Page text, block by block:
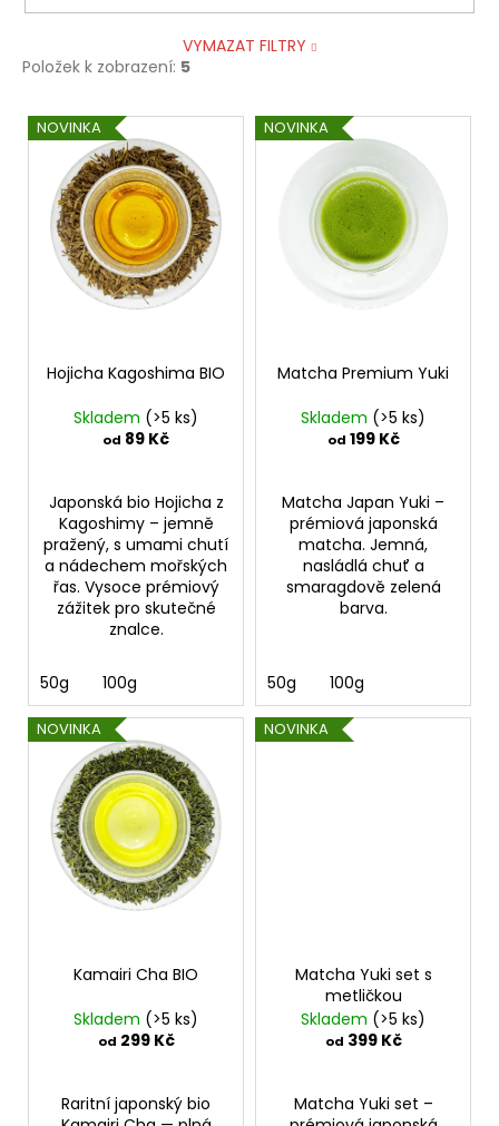
VYMAZAT FILTRY
Položek k zobrazení: 5
V
ý
NOVINKA
Hojicha Kagoshima BIO
Skladem (>5 ks)
od 89 Kč
Japonská bio Hojicha z
Kagoshimy – jemně
pražený, s umami chutí
a nádechem mořských
řas. Vysoce prémiový
zážitek pro skutečné
znalce.
50g 100g
NOVINKA
Matcha Premium Yuki
Skladem (>5 ks)
od 199 Kč
Matcha Japan Yuki –
prémiová japonská
matcha. Jemná,
nasládlá chuť a
smaragdově zelená
barva.
50g 100g
NOVINKA
Kamairi Cha BIO
Skladem (>5 ks)
od 299 Kč
Raritní japonský bio
NOVINKA
Matcha Yuki set s
metličkou
Skladem (>5 ks)
od 399 Kč
Matcha Yuki set –